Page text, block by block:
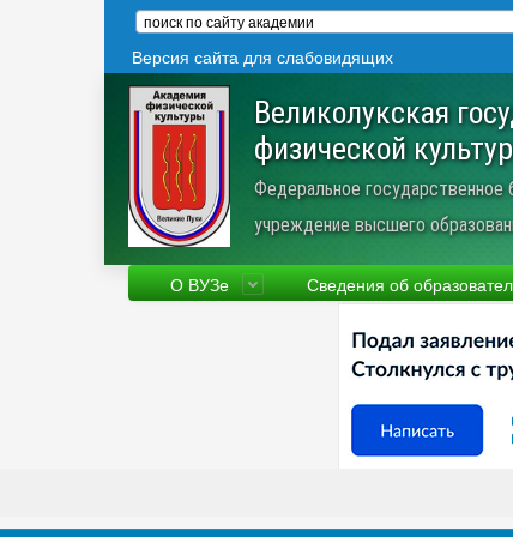
Версия сайта для слабовидящих
Великолукская
физической
Федеральное
учреждение высшего
О ВУЗе
Сведения об образовательной
Научная деятельность
Сведения об